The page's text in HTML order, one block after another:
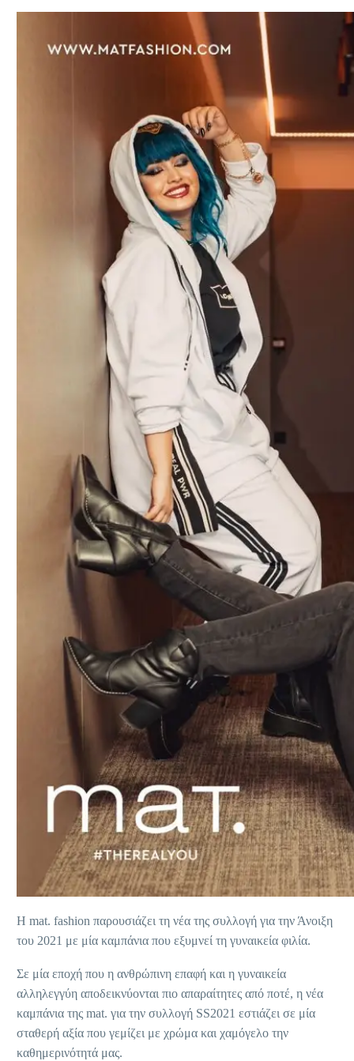
Η mat. fashion παρουσιάζει τη νέα της συλλογή για την Άνοιξη
του 2021 με μία καμπάνια που εξυμνεί τη γυναικεία φιλία.
Σε μία εποχή που η ανθρώπινη επαφή και η γυναικεία
αλληλεγγύη αποδεικνύονται πιο απαραίτητες από ποτέ, η νέα
καμπάνια της mat. για την συλλογή SS2021 εστιάζει σε μία
σταθερή αξία που γεμίζει με χρώμα και χαμόγελο την
καθημερινότητά μας.